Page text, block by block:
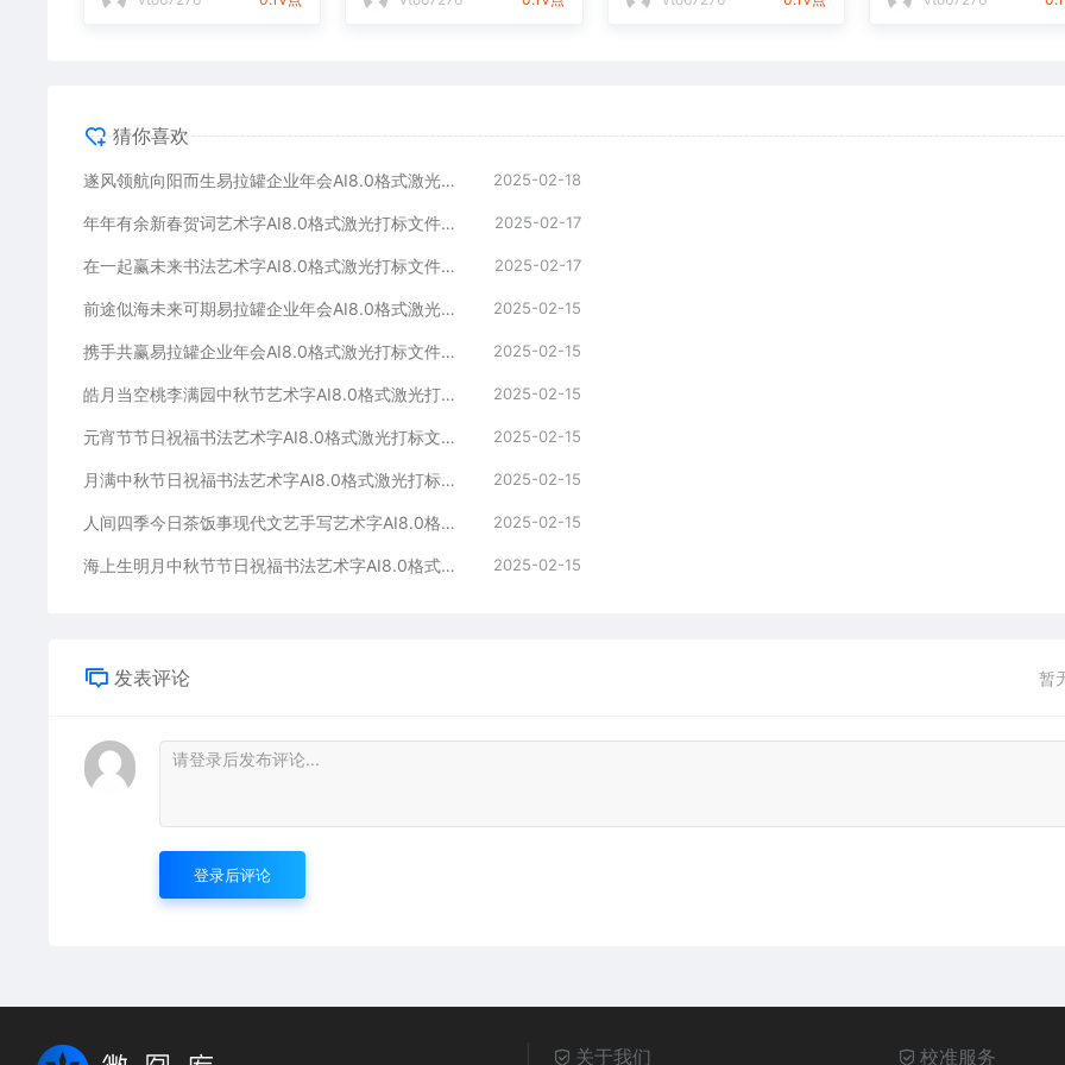
猜你喜欢
遂风领航向阳而生易拉罐企业年会AI8.0格式激光打标文件通用矢量图 2025-02-18
年年有余新春贺词艺术字AI8.0格式激光打标文件通用矢量图 2025-02-17
在一起赢未来书法艺术字AI8.0格式激光打标文件通用矢量图 2025-02-17
前途似海未来可期易拉罐企业年会AI8.0格式激光打标文件通用矢量图 2025-02-15
携手共赢易拉罐企业年会AI8.0格式激光打标文件通用矢量图 2025-02-15
皓月当空桃李满园中秋节艺术字AI8.0格式激光打标文件通用矢量图 2025-02-15
元宵节节日祝福书法艺术字AI8.0格式激光打标文件通用矢量图 2025-02-15
月满中秋节日祝福书法艺术字AI8.0格式激光打标文件通用矢量图 2025-02-15
人间四季今日茶饭事现代文艺手写艺术字AI8.0格式激光打标文件通用矢量图 2025-02-15
海上生明月中秋节节日祝福书法艺术字AI8.0格式激光打标文件通用矢量图 2025-02-15
发表评论 暂
登录后评论
关于我们 校准服务